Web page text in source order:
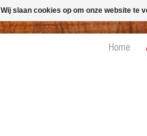
Home
Wij slaan cookies op om onze website te